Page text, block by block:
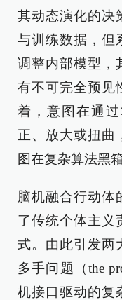
其动态演化的决
与训练数据，但
调整内部模型，
有不可完全预见
着，意图在通
正、放大或扭曲
图在复杂算法黑
脑机融合行动体
了传统个体主义
式。由此引发两
多手问题（the
机接口驱动的复